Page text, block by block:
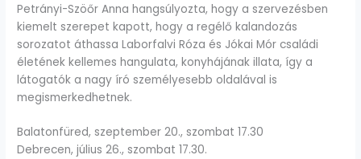
Petrányi-Szöőr Anna hangsúlyozta, hogy a szervezésben
kiemelt szerepet kapott, hogy a regélő kalandozás
sorozatot áthassa Laborfalvi Róza és Jókai Mór családi
életének kellemes hangulata, konyhájának illata, így a
látogatók a nagy író személyesebb oldalával is
megismerkedhetnek.
Balatonfüred, szeptember 20., szombat 17.30
Debrecen, július 26., szombat 17.30.